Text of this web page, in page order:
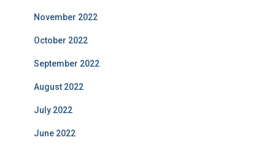
November 2022
October 2022
September 2022
August 2022
July 2022
June 2022